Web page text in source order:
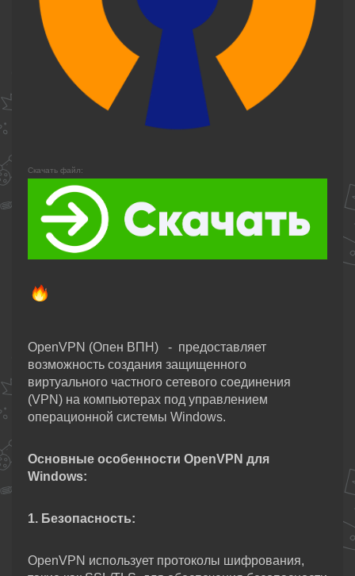
Скачать файл:
OpenVPN (Опен ВПН)
- предоставляет
возможность создания защищенного
виртуального частного сетевого соединения
(VPN) на компьютерах под управлением
операционной системы Windows.
Основные особенности OpenVPN для
Windows:
1. Безопасность:
OpenVPN использует протоколы шифрования,